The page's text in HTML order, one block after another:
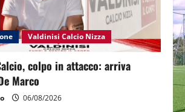
Valdinisi Calcio Nizza
colpo in attacco: arriva
Marco
06/08/2026